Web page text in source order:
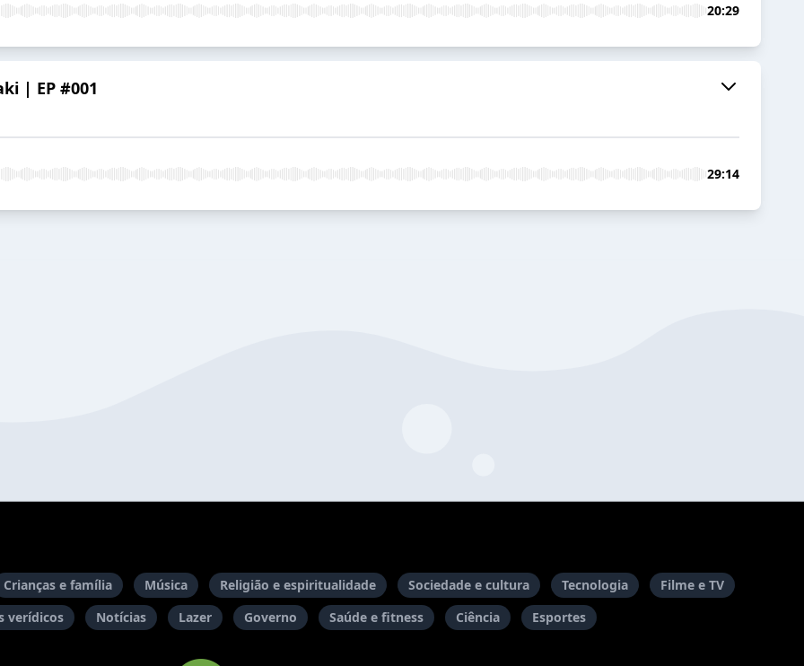
20:29
| EP #001
29:14
Crianças e família Música Religião e espiritualidade Sociedade e cultura Tecnologia
Filme e TV
verídicos
Notícias Lazer Governo Saúde e fitness Ciência Esportes